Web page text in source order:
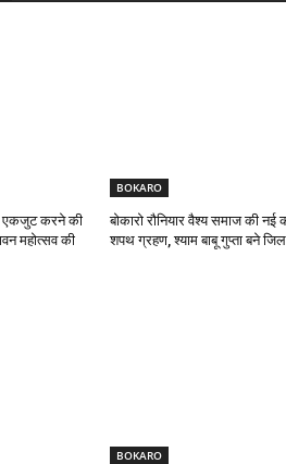
एकजुट करने की
महोत्सव की
BOKARO
बोकारो रौनियार वैश्य समाज की नई
शपथ ग्रहण, श्याम बाबू गुप्ता बने
BOKARO